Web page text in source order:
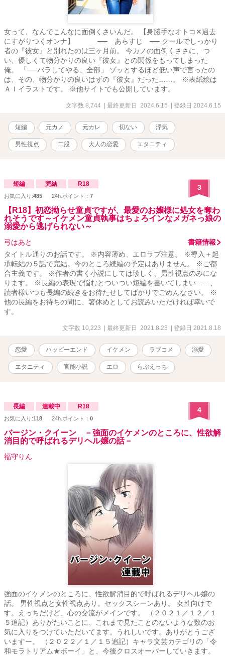
女って、なんでこんなに面倒くさいんだ。 【身勝手なオトコ✕過去
にすがりつくオンナ】 ── あらすじ ── クールでしっかり
者の『彼女』と別れたのは三ヶ月前。 今カノの面倒くささに、つ
い、優しくて物分かりの良い『彼女』との関係をもってしまった
俺。 「──バラしてやる、全部」 ゾッとするほど低い声で言ったの
は、その、物分かりの良いはずの『彼女』だった……。 ※表紙絵は
ＡＩイラストです。 ※他サイトでも公開しています。
文字数 8,744 | 最終更新日 2024.6.15 | 登録日 2024.6.15
短編 元カノ 元カレ 切ない 浮気
男性視点 二股 大人の恋愛 エタニティ
短編 完結 R18
お気に入り:485 24h.ポイント： 7
3
【R18】初恋拗らせ童貞ですが、最愛のお嬢様に処女を奪わ
れそうです～イケメン童貞執事はちょろインなメガネっ娘の
溺愛から逃げられない～
弓はあと
書籍情報
タイトル通りのお話です。 ※内容薄め、エロラブ注意。 ※導入＋起
承転結の５話で完結。今のところ続編の予定はありません。 ※ご都
合主義です。 ※作者の書く小説にしては珍しく、男性視点のみにな
ります。 ※長編の表現で悩むとついつい短編を書いてしまい……、
読者様いつも長編の続きをお待たせしてばかりでごめんなさい。 ※
他の長編をお待ちの間に、箸休めとしてお読みいただければ幸いで
す。
文字数 10,223 | 最終更新日 2021.8.23 | 登録日 2021.8.18
恋愛 ハッピーエンド イケメン ラブコメ 溺愛
エタニティ 官能小説 エロ らぶえっち
長編 連載中 R18
お気に入り:118 24h.ポイント： 0
4
バージン・クイーン －強面のイケメンのところに、性欲解
消目的で呼ばれるデリヘル嬢の話－
福守りん
強面のイケメンのところに、性欲解消目的で呼ばれるデリヘル嬢の
話。 男性視点と女性視点あり。セックスシーンあり。 女性向けで
す。えっちだけど、心の交流がメインです。 （２０２１／１２／１
５追記）ありがたいことに、これまで見たことのないような数のお
気に入りをつけていただいてます。うれしいです。ありがとうござ
いますー。 （２０２２／１／１５追記）キャラ文芸カテゴリの「令
和モラトリアム★ボーイ」と、今後クロスオーバーしていきます。